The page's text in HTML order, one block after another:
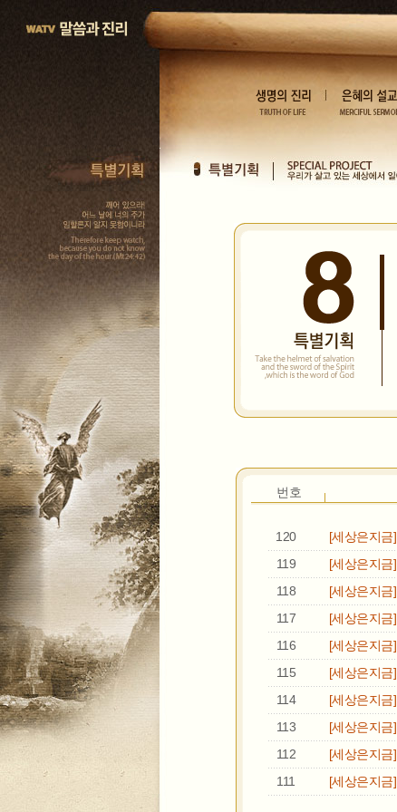
번호
120 [세상은지금]
119
[세상은지금]
118
[세상은지금]
117
[세상은지금]
116
[세상은지금]
115
[세상은지금]
114
[세상은지금]
113
[세상은지금]
112
[세상은지금]
111
[세상은지금]